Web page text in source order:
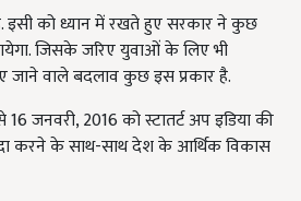
इसी को ध्यान में रखते हुए सरकार ने कुछ
जिसके जरिए युवाओं के लिए भी
जाने वाले बदलाव कुछ इस प्रकार है.
जनवरी, 2016 को स्टातर्ट अप इडिया की
करने के साथ-साथ देश के आर्थिक विकास